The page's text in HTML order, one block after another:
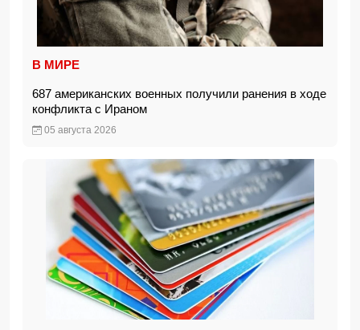
В МИРЕ
687 американских военных получили ранения в ходе
конфликта с Ираном
05 августа 2026